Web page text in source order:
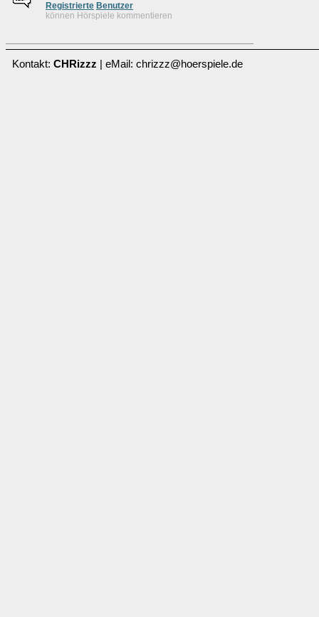
Registrierte Benutzer
können Hörspiele kommentieren
Kontakt: CHRizzz | eMail: chrizzz@hoerspiele.de